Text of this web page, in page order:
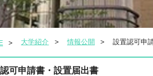
大学紹介 情報公開 設置認可申
可申請書・設置届出書